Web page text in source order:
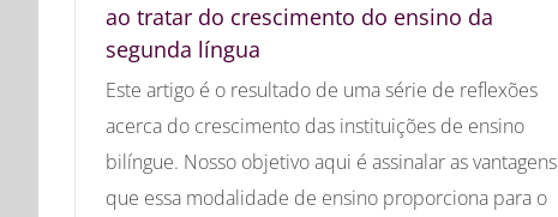
ao tratar do crescimento do ensino da
segunda língua
Este artigo é o resultado de uma série de reflexões
acerca do crescimento das instituições de ensino
bilíngue. Nosso objetivo aqui é assinalar as vantagens
que essa modalidade de ensino proporciona para o